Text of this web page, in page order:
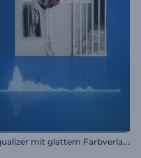
E
qualizer mit glattem Farbverlauf